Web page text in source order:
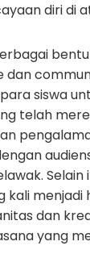
diri di
dan
siswa
telah
Selain
menjadi
dan
yang